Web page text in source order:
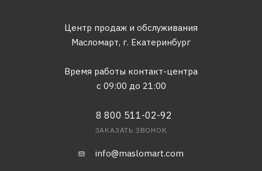
Центр продаж и обслуживания
Масломарт, г. Екатеринбург
Время работы контакт-центра
с 09:00 до 21:00
8 800 511-02-92
ЗАКАЗАТЬ ЗВОНОК
info@maslomart.com